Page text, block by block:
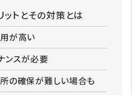
トとその対策とは
が高い
ンスが必要
の確保が難しい場合も